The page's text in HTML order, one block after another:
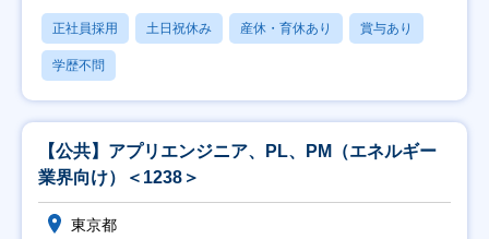
正社員採用 土日祝休み 産休・育休あり 賞与あり
学歴不問
【公共】アプリエンジニア、PL、PM（エネルギー
業界向け）＜1238＞
東京都